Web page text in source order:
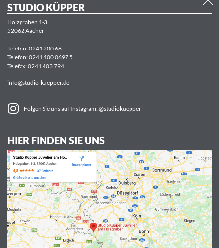
STUDIO KÜPPER
Holzgraben 1-3
52062 Aachen
Telefon:0241 200 68
Telefon:0241 400 0697 5
Telefax: 0241 403 794
info@studio-kuepper.de
Folgen Sie uns auf Instagram: @studiokuepper
HIER FINDEN SIE UNS